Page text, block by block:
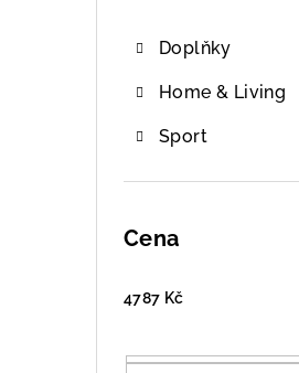
Doplňky
Home & Living
Sport
Cena
4787 Kč